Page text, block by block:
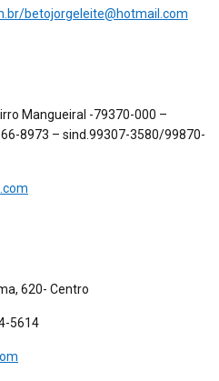
betojorgeleite@hotmail.com
Mangueiral -79370-000 –
8973 – sind.99307-3580/99870-
620- Centro
5614